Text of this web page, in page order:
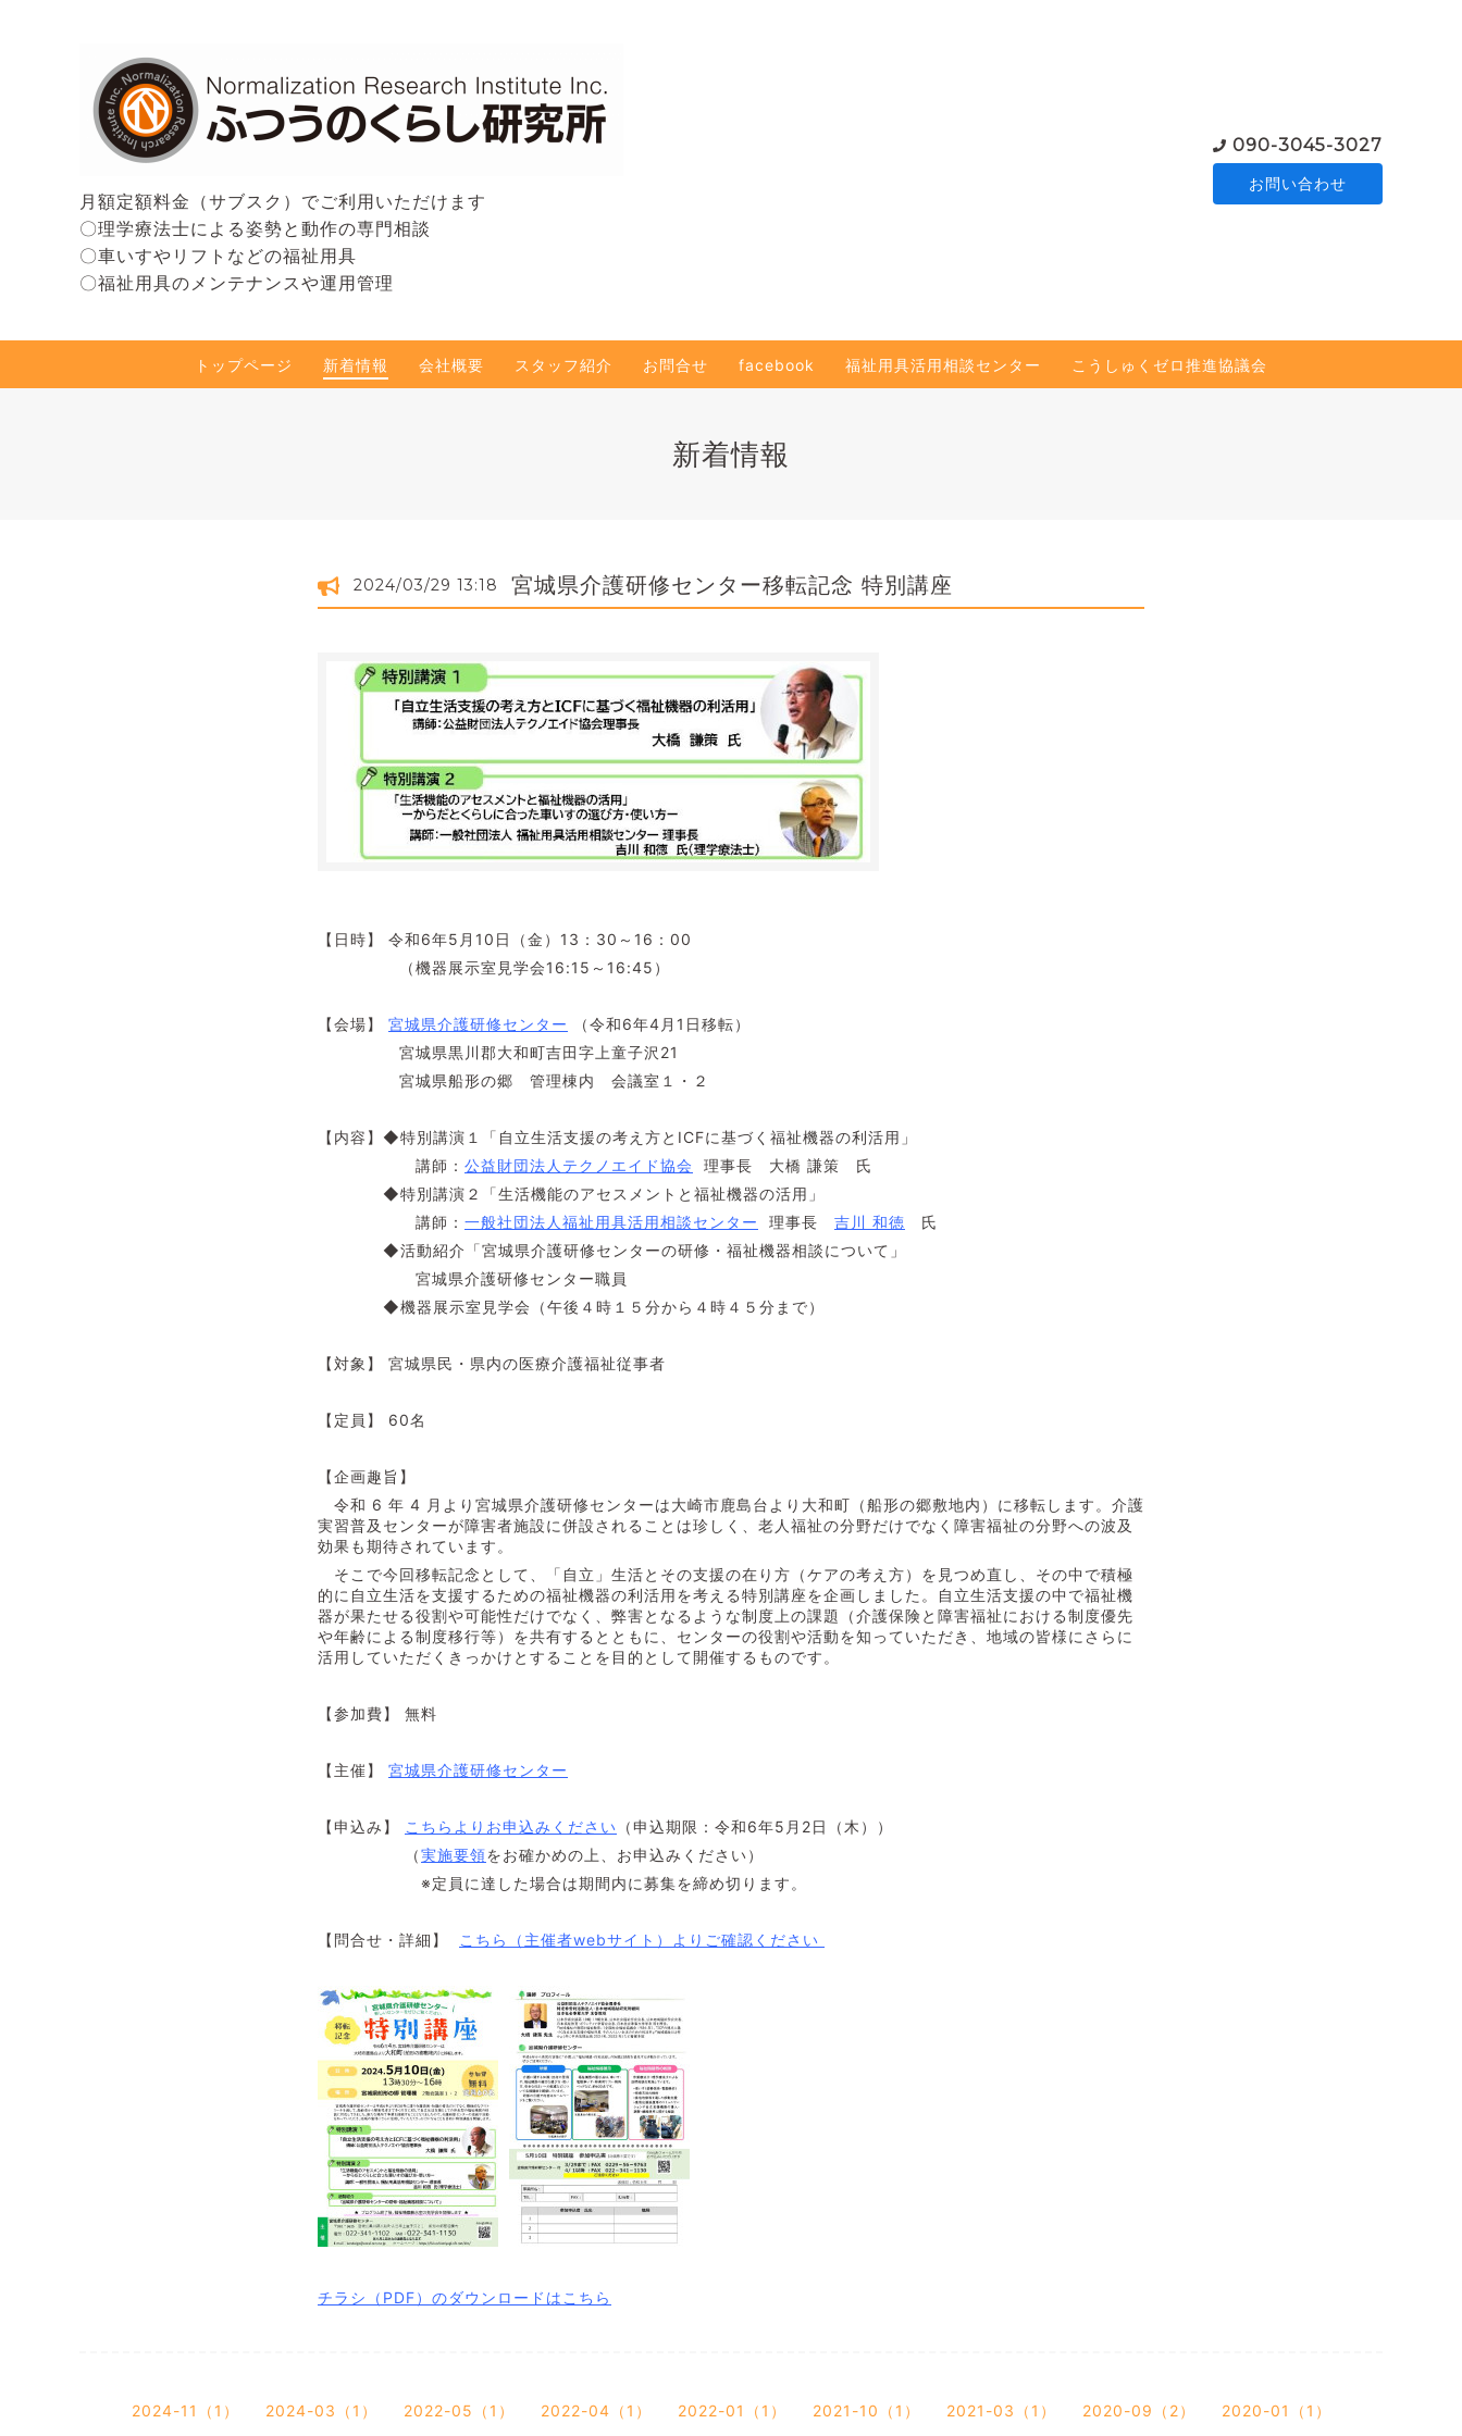
月額定額料金（サブスク）でご利用いただけます
〇理学療法士による姿勢と動作の専門相談
〇車いすやリフトなどの福祉用具
〇福祉用具のメンテナンスや運用管理
090-3045-3027
お問い合わせ
トップページ 新着情報 会社概要 スタッフ紹介 お問合せ facebook 福祉用具活用相談センター こうしゅくゼロ推進協議会
新着情報
2024/03/29 13:18 宮城県介護研修センター移転記念 特別講座
【日時】 令和6年5月10日（金）13：30～16：00
（機器展示室見学会16:15～16:45）
【会場】 宮城県介護研修センター
（令和6年4月1日移転）
宮城県黒川郡大和町吉田字上童子沢21
宮城県船形の郷 管理棟内 会議室１・２
【内容】◆特別講演１「自立生活支援の考え方とICFに基づく福祉機器の利活用」
講師： 公益財団法人テクノエイド協会
理事長 大橋 謙策 氏
◆特別講演２「生活機能のアセスメントと福祉機器の活用」
講師： 一般社団法人福祉用具活用相談センター 理事長 吉川 和徳 氏
◆活動紹介「宮城県介護研修センターの研修・福祉機器相談について」
宮城県介護研修センター職員
◆機器展示室見学会（午後４時１５分から４時４５分まで）
【対象】 宮城県民・県内の医療介護福祉従事者
【定員】 60名
【企画趣旨】
令和 6 年 4 月より宮城県介護研修センターは大崎市鹿島台より大和町（船形の郷敷地内）に移転します。介護
実習普及センターが障害者施設に併設されることは珍しく、老人福祉の分野だけでなく障害福祉の分野への波及
効果も期待されています。
そこで今回移転記念として、「自立」生活とその支援の在り方（ケアの考え方）を見つめ直し、その中で積極
的に自立生活を支援するための福祉機器の利活用を考える特別講座を企画しました。自立生活支援の中で福祉機
器が果たせる役割や可能性だけでなく、弊害となるような制度上の課題（介護保険と障害福祉における制度優先
や年齢による制度移行等）を共有するとともに、センターの役割や活動を知っていただき、地域の皆様にさらに
活用していただくきっかけとすることを目的として開催するものです。
【参加費】 無料
【主催】 宮城県介護研修センター
【申込み】 こちらよりお申込みください （申込期限：令和6年5月2日（木））
（実施要領をお確かめの上、お申込みください）
※定員に達した場合は期間内に募集を締め切ります。
【問合せ・詳細】 こちら（主催者webサイト）よりご確認ください
チラシ（PDF）のダウンロードはこちら
2024-11（1） 2024-03（1） 2022-05（1） 2022-04（1） 2022-01（1） 2021-10（1） 2021-03（1） 2020-09（2）
2020-01（1）